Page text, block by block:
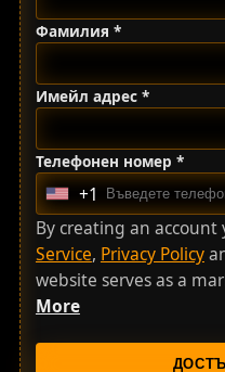
Фамилия *
Имейл адрес *
Телефонен номер *
U
n
i
t
e
+1
By creating an account
Service, Privacy Policy
website serves as a
More